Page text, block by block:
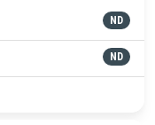
ND
ND